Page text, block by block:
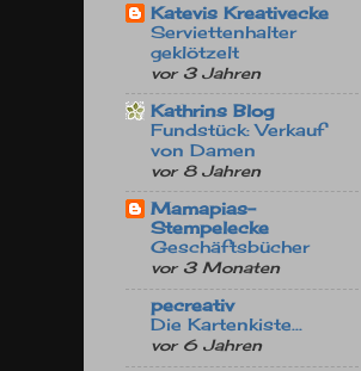
Katevis Kreativecke
Serviettenhalter
geklötzelt
vor 3 Jahren
Kathrins Blog
Fundstück: Verkauf
von Damen
vor 8 Jahren
Mamapias-
Stempelecke
Geschäftsbücher
vor 3 Monaten
pecreativ
Die Kartenkiste...
vor 6 Jahren